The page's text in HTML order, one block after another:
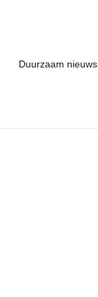
Duurzaam nieuws